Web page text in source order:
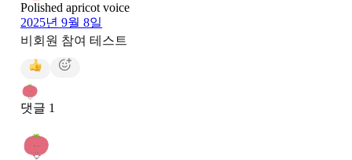
Polished apricot voice
2025년 9월 8일
비회원 참여 테스트
댓글 1